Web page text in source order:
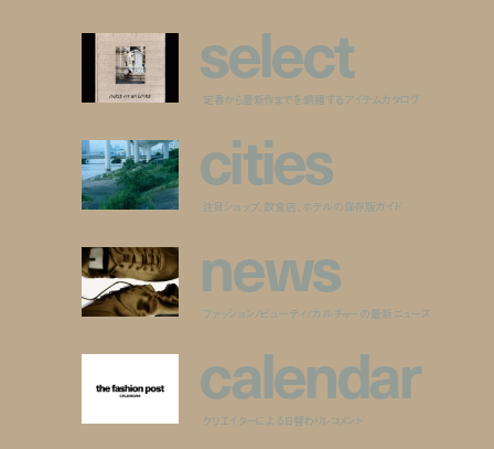
select
定番から最新作までを網羅するアイテムカタログ
cities
注目ショップ、飲食店、ホテルの保存版ガイド
news
ファッション/ビューティ/カルチャーの最新ニュース
calendar
クリエイターによる日替わりレコメンド